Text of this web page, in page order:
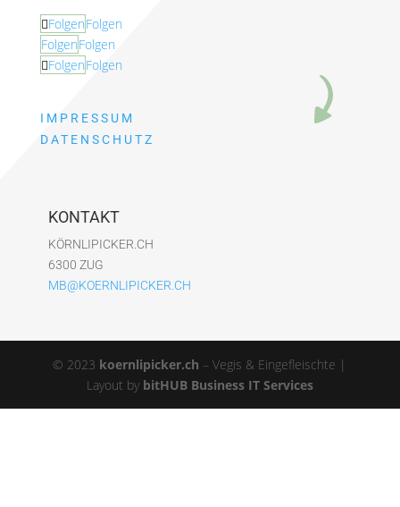
FolgenFolgen
FolgenFolgen
FolgenFolgen
IMPRESSUM
DATENSCHUTZ
KONTAKT
KÖRNLIPICKER.CH
6300 ZUG
MB@KOERNLIPICKER.CH
© 2023 koernlipicker.ch – Vegis & Eingefleischte |
Layout by bitHUB Business IT Services